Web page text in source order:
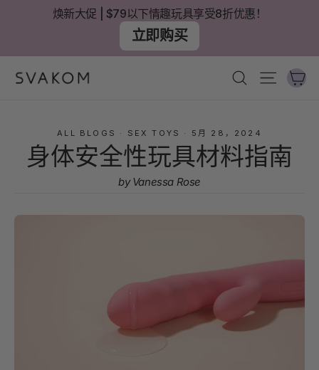
容
焕新大促 | $79以下情趣玩具享受8折优惠！
立即购买
搜尋 網站導
ALL BLOGS · SEX TOYS · 5月 28，2024
身体安全性玩具材料指南
by Vanessa Rose